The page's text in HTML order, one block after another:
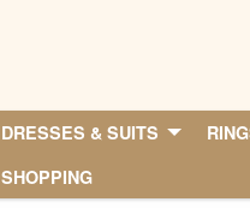
DRESSES & SUITS
SHOPPING